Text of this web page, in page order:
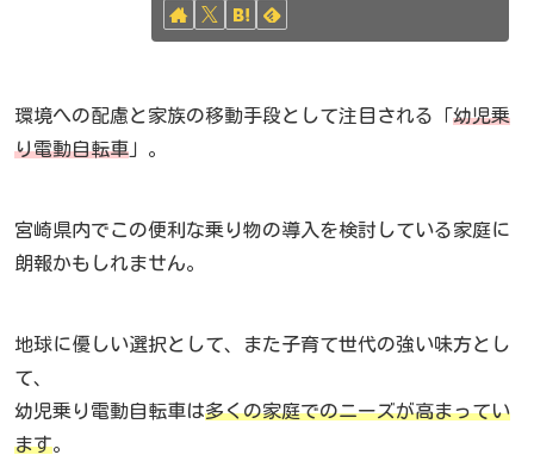
環境への配慮と家族の移動手段として注目される「幼児乗
り電動自転車 」。
宮崎県内でこの便利な乗り物の導入を検討している家庭に
朗報かもしれません。
地球に優しい選択として、また子育て世代の強い味方とし
て、
幼児乗り電動自転車は多くの家庭でのニーズが高まってい
ます。